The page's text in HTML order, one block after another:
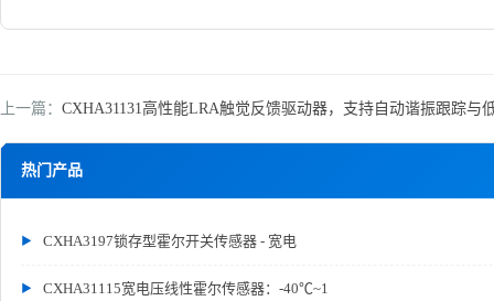
热门产品
CXHA3197锁存型霍尔开关传感器 - 宽电
CXHA31115宽电压线性霍尔传感器：-40℃~1
上一篇： CXHA31131高性能LRA触觉反馈驱动器，支持自动谐振跟踪与